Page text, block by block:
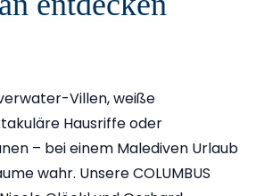
Villen, weiße
Hausriffe oder
– bei einem Malediven Urlaub
wahr. Unsere COLUMBUS